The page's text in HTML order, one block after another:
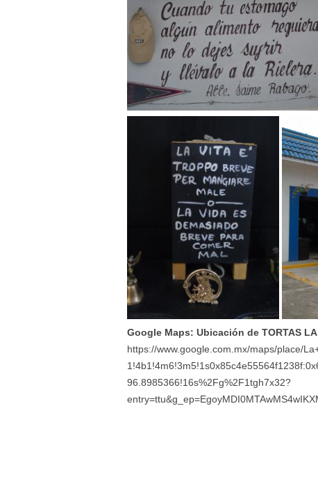
Google Maps: Ubicación de TORTAS LA
https://www.google.com.mx/maps/place/
96.8985366!16s%2Fg%2F1tgh7x32?